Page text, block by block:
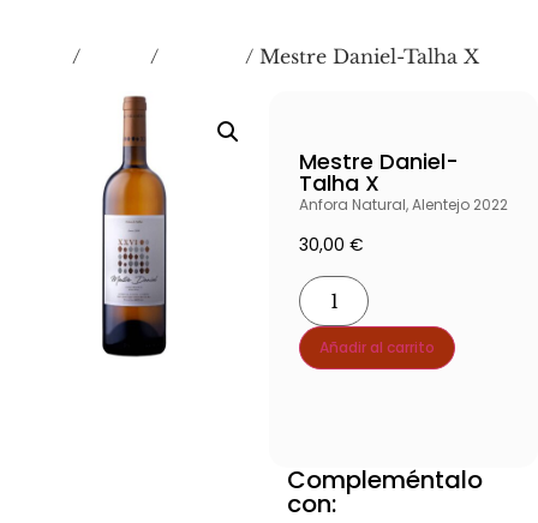
/ / / Mestre Daniel-Talha X
Mestre Daniel-
Talha X
Anfora Natural, Alentejo 2022
30,00 €
Añadir al carrito
Compleméntalo
con:
Ver producto producto